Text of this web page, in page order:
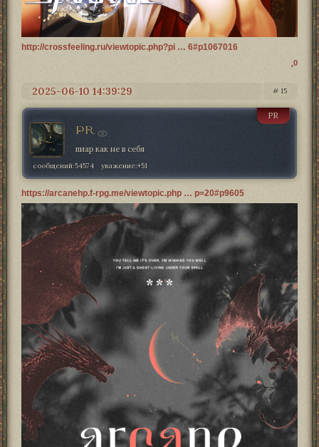
http://crossfeeling.ru/viewtopic.php?pi … 6#p1067016
0
15
2025-06-10 14:39:29
PR
PR
пиар как не в себя
сообщений:54574 уважение:+51
https://arcanehp.f-rpg.me/viewtopic.php … p=20#p9605